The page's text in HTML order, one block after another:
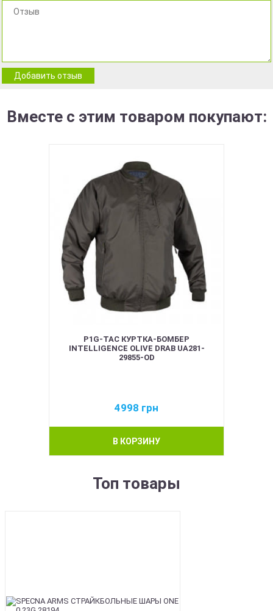
Добавить отзыв
Вместе с этим товаром покупают:
P1G-TAC КУРТКА-БОМБЕР
INTELLIGENCE OLIVE DRAB UA281-
29855-OD
4998 грн
В КОРЗИНУ
Топ товары